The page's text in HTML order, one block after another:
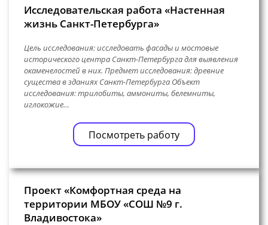
Исследовательская работа «Настенная
жизнь Санкт-Петербурга»
Цель исследования: исследовать фасады и мостовые
исторического центра Санкт-Петербурга для выявления
окаменелостей в них. Предмет исследования: древние
существа в зданиях Санкт-Петербурга Объект
исследования: трилобиты, аммониты, белемниты,
иглокожие…
Посмотреть работу
Проект «Комфортная среда на
территории МБОУ «СОШ №9 г.
Владивостока»